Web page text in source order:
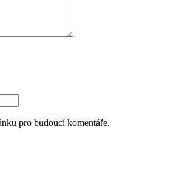
pro budoucí komentáře.